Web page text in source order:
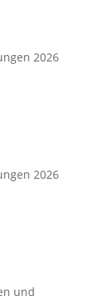
2026
2026
und